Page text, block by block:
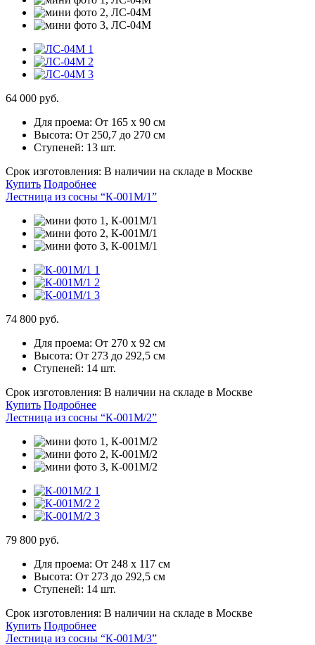
64 000 руб.
Для проема: От 165 х 90 см
Высота: От 250,7 до 270 см
Ступеней: 13 шт.
Срок изготовления: В наличии на складе в Москве
Купить Подробнее
Лестница из сосны “К-001М/1”
74 800 руб.
Для проема: От 270 х 92 см
Высота: От 273 до 292,5 см
Ступеней: 14 шт.
Срок изготовления: В наличии на складе в Москве
Купить Подробнее
Лестница из сосны “К-001М/2”
79 800 руб.
Для проема: От 248 х 117 см
Высота: От 273 до 292,5 см
Ступеней: 14 шт.
Срок изготовления: В наличии на складе в Москве
Купить Подробнее
Лестница из сосны “К-001М/3”